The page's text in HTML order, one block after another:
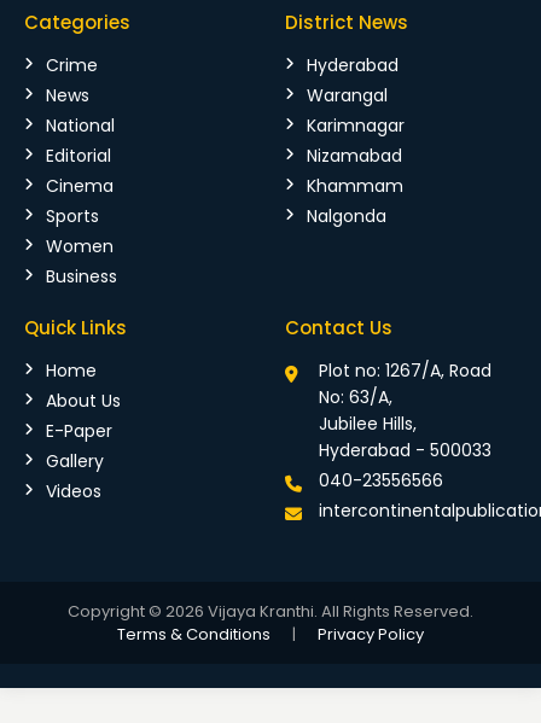
Categories
Crime
News
National
Editorial
Cinema
Sports
Women
Business
District News
Hyderabad
Warangal
Karimnagar
Nizamabad
Khammam
Nalgonda
Quick Links
Home
About Us
E-Paper
Gallery
Videos
Contact Us
Plot no: 1267/A, Road
No: 63/A,
Jubilee Hills,
Hyderabad - 500033
040-23556566
Copyright © 2026 Vijaya Kranthi. All Rights Reserved.
Terms & Conditions
| Privacy Policy